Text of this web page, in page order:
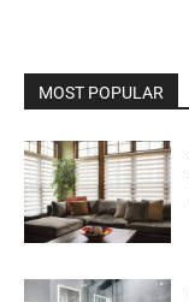
MOST POPULAR